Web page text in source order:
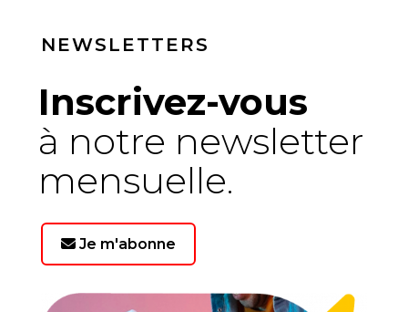
NEWSLETTERS
Inscrivez-vous
à notre newsletter
mensuelle.
Je m'abonne